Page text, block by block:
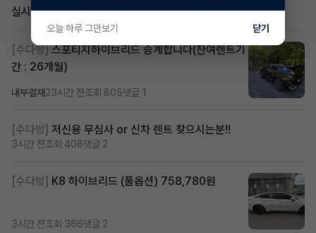
실시간 인기글
[수다방] 스포티지하이브리드 승계합니다(잔여렌트기
간 : 26개월)
내부결재23시간 전조회 805댓글 1
[수다방] 저신용 무심사 or 신차 렌트 찾으시는분!!
3시간 전조회 408댓글 2
[수다방] K8 하이브리드 (풀옵션) 758,780원
3시간 전조회 366댓글 2
오늘 하루 그만보기 닫기